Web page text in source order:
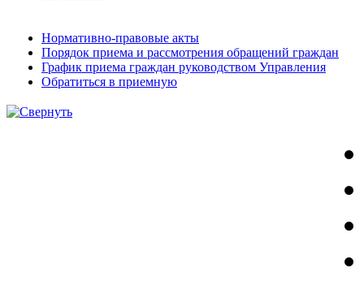
Нормативно-правовые акты
Порядок приема и рассмотрения обращений граждан
График приема граждан руководством Управления
Обратиться в приемную